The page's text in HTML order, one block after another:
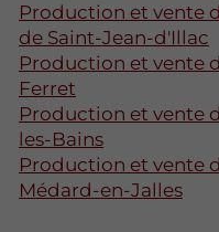
Production et vente
de Saint-Jean-d'Illac
Production et vente
Ferret
Production et vente
les-Bains
Production et vente
Médard-en-Jalles